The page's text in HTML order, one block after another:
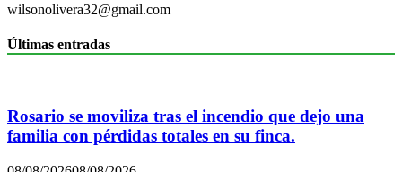
wilsonolivera32@gmail.com
Últimas entradas
Rosario se moviliza tras el incendio que dejo una
familia con pérdidas totales en su finca.